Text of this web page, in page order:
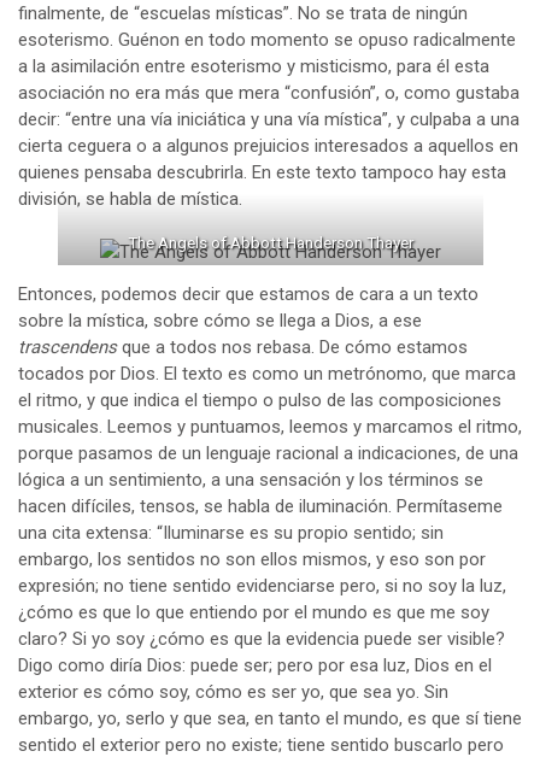
finalmente, de “escuelas místicas”. No se trata de ningún
esoterismo. Guénon en todo momento se opuso radicalmente
a la asimilación entre esoterismo y misticismo, para él esta
asociación no era más que mera “confusión”, o, como gustaba
decir: “entre una vía iniciática y una vía mística”, y culpaba a una
cierta ceguera o a algunos prejuicios interesados a aquellos en
quienes pensaba descubrirla. En este texto tampoco hay esta
división, se habla de mística.
The Angels of Abbott Handerson Thayer
Entonces, podemos decir que estamos de cara a un texto
sobre la mística, sobre cómo se llega a Dios, a ese
trascendensque a todos nos rebasa. De cómo estamos
tocados por Dios. El texto es como un metrónomo, que marca
el ritmo, y que indica el tiempo o pulso de las composiciones
musicales. Leemos y puntuamos, leemos y marcamos el ritmo,
porque pasamos de un lenguaje racional a indicaciones, de una
lógica a un sentimiento, a una sensación y los términos se
hacen difíciles, tensos, se habla de iluminación. Permítaseme
una cita extensa: “Iluminarse es su propio sentido; sin
embargo, los sentidos no son ellos mismos, y eso son por
expresión; no tiene sentido evidenciarse pero, si no soy la luz,
¿cómo es que lo que entiendo por el mundo es que me soy
claro? Si yo soy ¿cómo es que la evidencia puede ser visible?
Digo como diría Dios: puede ser; pero por esa luz, Dios en el
exterior es cómo soy, cómo es ser yo, que sea yo. Sin
embargo, yo, serlo y que sea, en tanto el mundo, es que sí tiene
sentido el exterior pero no existe; tiene sentido buscarlo pero